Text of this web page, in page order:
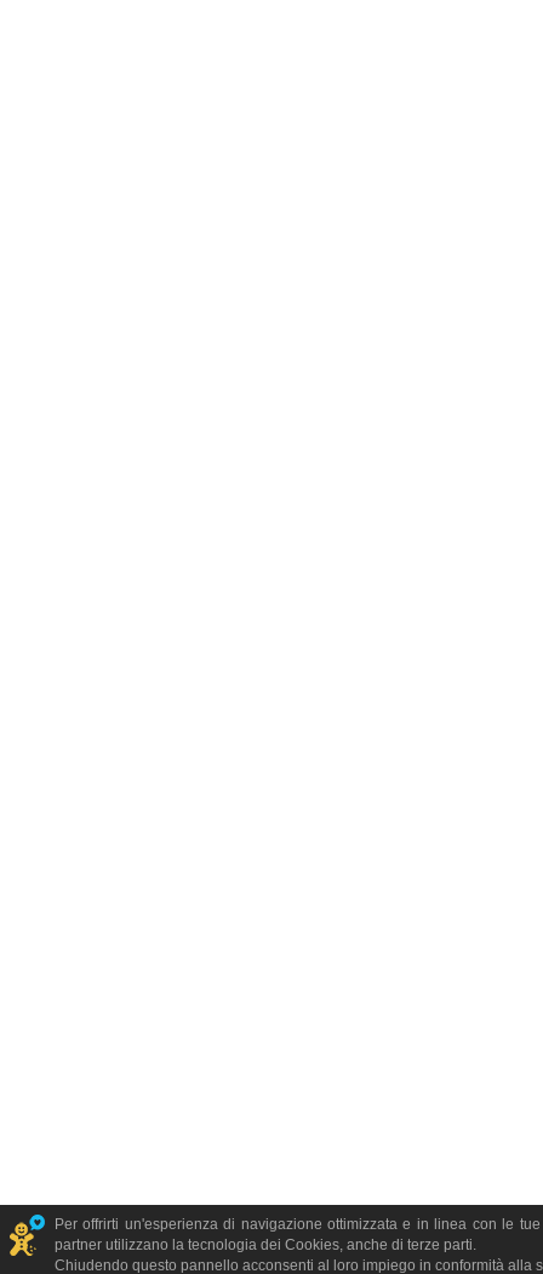
Per offrirti un'esperienza di navigazione ottimizzata e in linea con le
partner utilizzano la tecnologia dei Cookies, anche di terze parti.
Chiudendo questo pannello acconsenti al loro impiego in conformità alla